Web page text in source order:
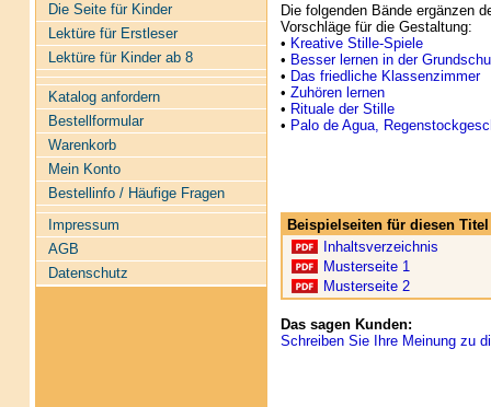
Die Seite für Kinder
Lektüre für Erstleser
Lektüre für Kinder ab 8
Katalog anfordern
Bestellformular
Warenkorb
Mein Konto
Bestellinfo / Häufige Fragen
Impressum
AGB
Datenschutz
Die folgenden Bände ergänzen
Vorschläge für die Gestaltung:
• Kreative Stille-Spiele
• Besser lernen in der
• Das friedliche Klassenzimmer
• Zuhören lernen
• Rituale der Stille
• Palo de Agua,
Beispielseiten für diesen
Inhaltsverzeichnis
Musterseite 1
Musterseite 2
Das sagen Kunden:
Schreiben Sie Ihre Meinung zu